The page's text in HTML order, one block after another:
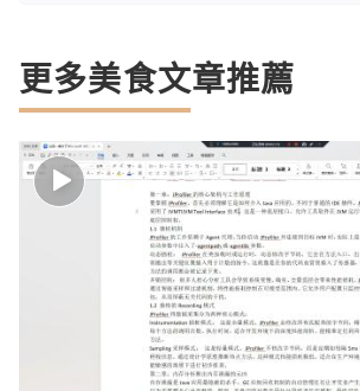
更多美食文章推薦